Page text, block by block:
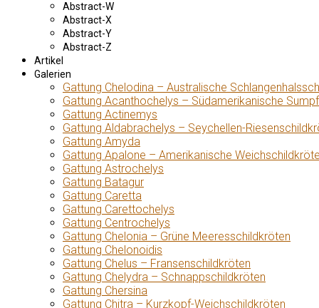
Abstract-W
Abstract-X
Abstract-Y
Abstract-Z
Artikel
Galerien
Gattung Chelodina – Australische
Gattung Acanthochelys – Südamerikanische
Gattung Actinemys
Gattung Aldabrachelys – Seychellen-
Gattung Amyda
Gattung Apalone – Amerikanische
Gattung Astrochelys
Gattung Batagur
Gattung Caretta
Gattung Carettochelys
Gattung Centrochelys
Gattung Chelonia – Grüne Meeresschildkröten
Gattung Chelonoidis
Gattung Chelus – Fransenschildkröten
Gattung Chelydra – Schnappschildkröten
Gattung Chersina
Gattung Chitra – Kurzkopf-Weichschildkröten